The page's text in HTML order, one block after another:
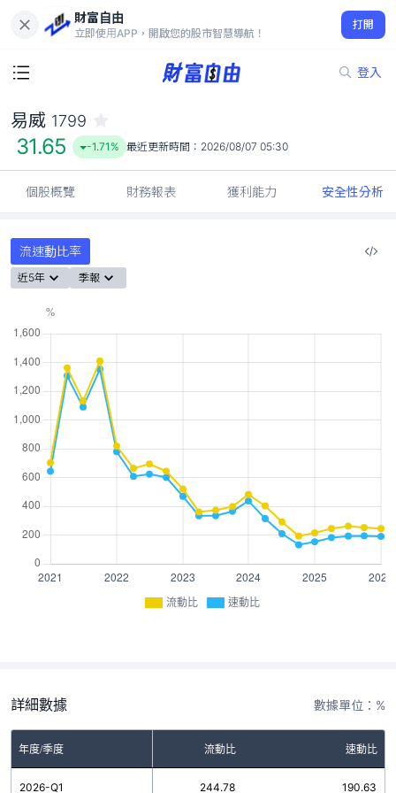
財富自由
立即使用APP，開啟您的股市智慧導航！
打開
登入
31.65
-1.71%
易威 1799
31.65 -1.71% 最近更新時間： 2026/08/07 05:30
個股概覽 財務報表 獲利能力 安全性分析
流速動比率
近5年 季報
流動比 速動比
詳細數據 數據單位：%
年度/季度 流動比 速動比
2026-Q1 244.78 190.63